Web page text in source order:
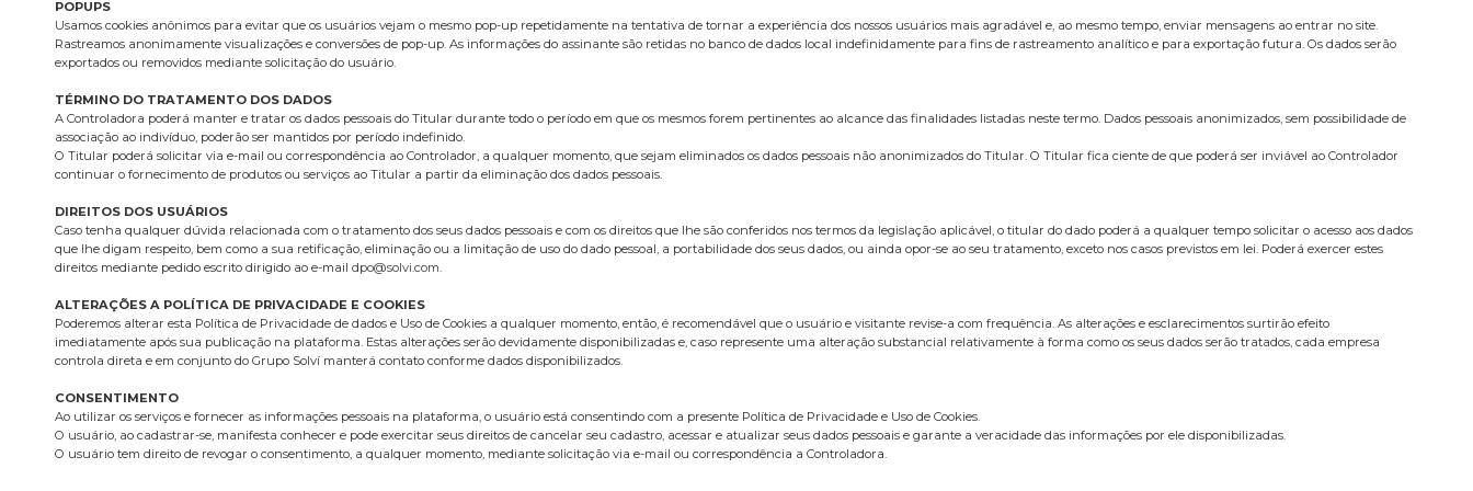
POPUPS
Usamos cookies anônimos para evitar que os usuários vejam o mesmo pop-up repetidamente na tentativa de tornar a experiência dos nossos usuários mais agradável e, ao mesmo tempo, enviar mensagens ao entrar no site.
Rastreamos anonimamente visualizações e conversões de pop-up. As informações do assinante são retidas no banco de dados local indefinidamente para fins de rastreamento analítico e para exportação futura. Os dados serão
exportados ou removidos mediante solicitação do usuário.
TÉRMINO DO TRATAMENTO DOS DADOS
A Controladora poderá manter e tratar os dados pessoais do Titular durante todo o período em que os mesmos forem pertinentes ao alcance das finalidades listadas neste termo. Dados pessoais anonimizados, sem possibilidade de
associação ao indivíduo, poderão ser mantidos por período indefinido.
O Titular poderá solicitar via e-mail ou correspondência ao Controlador, a qualquer momento, que sejam eliminados os dados pessoais não anonimizados do Titular. O Titular fica ciente de que poderá ser inviável ao Controlador
continuar o fornecimento de produtos ou serviços ao Titular a partir da eliminação dos dados pessoais.
DIREITOS DOS USUÁRIOS
Caso tenha qualquer dúvida relacionada com o tratamento dos seus dados pessoais e com os direitos que lhe são conferidos nos termos da legislação aplicável, o titular do dado poderá a qualquer tempo solicitar o acesso aos dados
que lhe digam respeito, bem como a sua retificação, eliminação ou a limitação de uso do dado pessoal, a portabilidade dos seus dados, ou ainda opor-se ao seu tratamento, exceto nos casos previstos em lei. Poderá exercer estes
direitos mediante pedido escrito dirigido ao e-mail dpo@solvi.com.
ALTERAÇÕES A POLÍTICA DE PRIVACIDADE E COOKIES
Poderemos alterar esta Política de Privacidade de dados e Uso de Cookies a qualquer momento, então, é recomendável que o usuário e visitante revise-a com frequência. As alterações e esclarecimentos surtirão efeito
imediatamente após sua publicação na plataforma. Estas alterações serão devidamente disponibilizadas e, caso represente uma alteração substancial relativamente à forma como os seus dados serão tratados, cada empresa
controla direta e em conjunto do Grupo Solví manterá contato conforme dados disponibilizados.
CONSENTIMENTO
Ao utilizar os serviços e fornecer as informações pessoais na plataforma, o usuário está consentindo com a presente Política de Privacidade e Uso de Cookies.
O usuário, ao cadastrar-se, manifesta conhecer e pode exercitar seus direitos de cancelar seu cadastro, acessar e atualizar seus dados pessoais e garante a veracidade das informações por ele disponibilizadas.
O usuário tem direito de revogar o consentimento, a qualquer momento, mediante solicitação via e-mail ou correspondência a Controladora.